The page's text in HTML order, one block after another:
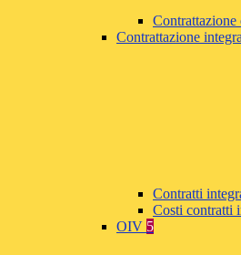
Contrattazione
Contrattazione
Contratti
Costi contratti
OIV 5